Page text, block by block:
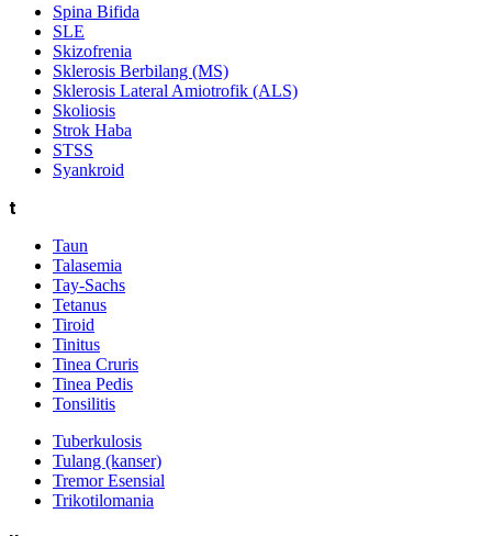
Spina Bifida
SLE
Skizofrenia
Sklerosis Berbilang (MS)
Sklerosis Lateral Amiotrofik (ALS)
Skoliosis
Strok Haba
STSS
Syankroid
t
Taun
Talasemia
Tay-Sachs
Tetanus
Tiroid
Tinitus
Tinea Cruris
Tinea Pedis
Tonsilitis
Tuberkulosis
Tulang (kanser)
Tremor Esensial
Trikotilomania